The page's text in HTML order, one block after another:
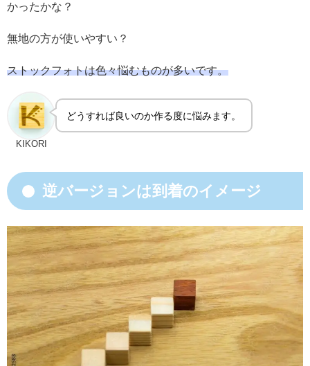
かったかな？
無地の方が使いやすい？
ストックフォトは色々悩むものが多いです。
KIKORI
どうすれば良いのか作る度に悩みます。
逆バージョンは到着のイメージ